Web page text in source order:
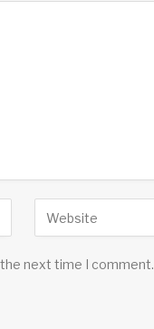
next time I comment.